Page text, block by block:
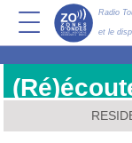
Radio
et le